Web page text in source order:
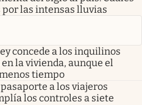
por las intensas lluvias
concede a los inquilinos
la vivienda, aunque el
tiempo
a los viajeros
los controles a siete